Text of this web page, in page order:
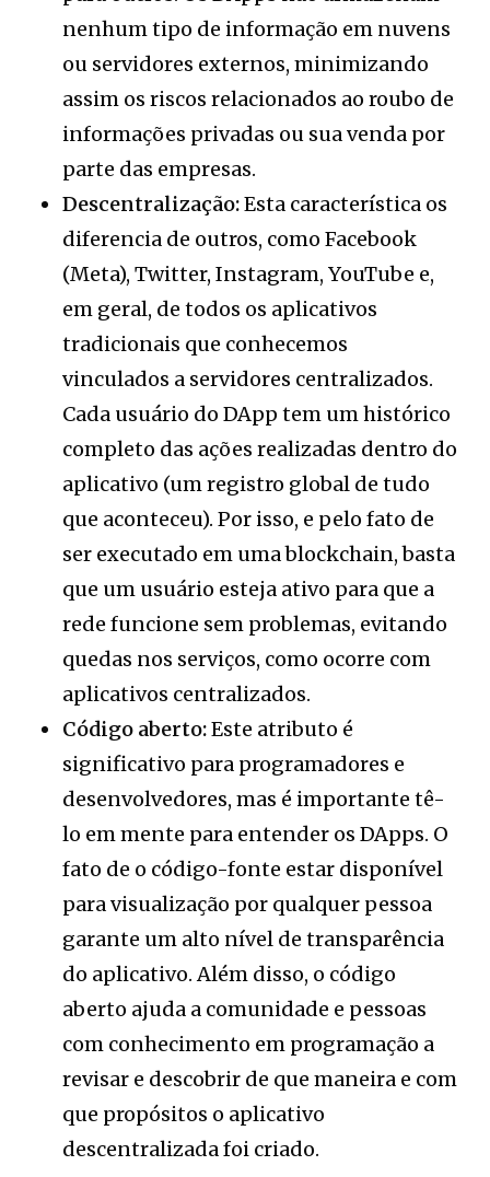
nenhum tipo de informação em nuvens
ou servidores externos, minimizando
assim os riscos relacionados ao roubo de
informações privadas ou sua venda por
parte das empresas.
Descentralização:Esta característica os
diferencia de outros, como Facebook
(Meta), Twitter, Instagram, YouTube e,
em geral, de todos os aplicativos
tradicionais que conhecemos
vinculados a servidores centralizados.
Cada usuário do DApp tem um histórico
completo das ações realizadas dentro do
aplicativo (um registro global de tudo
que aconteceu). Por isso, e pelo fato de
ser executado em uma blockchain, basta
que um usuário esteja ativo para que a
rede funcione sem problemas, evitando
quedas nos serviços, como ocorre com
aplicativos centralizados.
Código aberto:Este atributo é
significativo para programadores e
desenvolvedores, mas é importante tê-
lo em mente para entender os DApps. O
fato de o código-fonte estar disponível
para visualização por qualquer pessoa
garante um alto nível de transparência
do aplicativo. Além disso, o código
aberto ajuda a comunidade e pessoas
com conhecimento em programação a
revisar e descobrir de que maneira e com
que propósitos o aplicativo
descentralizada foi criado.